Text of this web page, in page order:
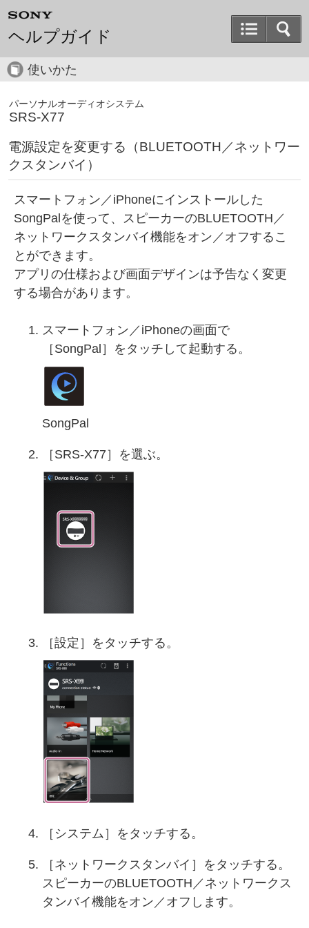
ヘルプガイド
使いかた
パーソナルオーディオシステム
SRS-X77
電源設定を変更する（BLUETOOTH／ネットワー
クスタンバイ）
スマートフォン／iPhoneにインストールした
SongPalを使って、スピーカーのBLUETOOTH／
ネットワークスタンバイ機能をオン／オフするこ
とができます。
アプリの仕様および画面デザインは予告なく変更
する場合があります。
スマートフォン／iPhoneの画面で
［SongPal］をタッチして起動する。
SongPal
［SRS-X77］を選ぶ。
［設定］をタッチする。
［システム］をタッチする。
［ネットワークスタンバイ］をタッチする。
スピーカーのBLUETOOTH／ネットワークス
タンバイ機能をオン／オフします。